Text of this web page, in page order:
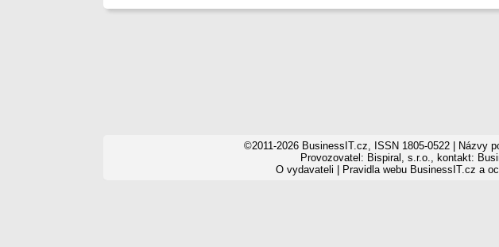
©2011-2026 BusinessIT.cz, ISSN 1805-0522 | Názvy
Provozovatel: Bispiral, s.r.o., kontakt:
O vydavateli
Pravidla webu BusinessIT.cz a